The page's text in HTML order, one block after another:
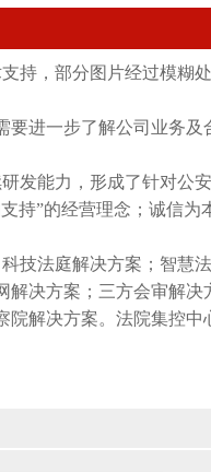
持，部分图片经过模糊
要进一步了解公司业务
发能力，形成了针对公
持”的经营理念；诚信为
技法庭解决方案；智慧
决方案；三方会审解决
解决方案。法院集控中